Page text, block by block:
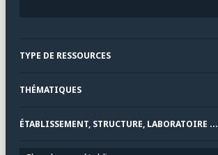
TYPE DE RESSOURCES
THÉMATIQUES
ÉTABLISSEMENT, STRUCTURE, LABORATOIRE ...